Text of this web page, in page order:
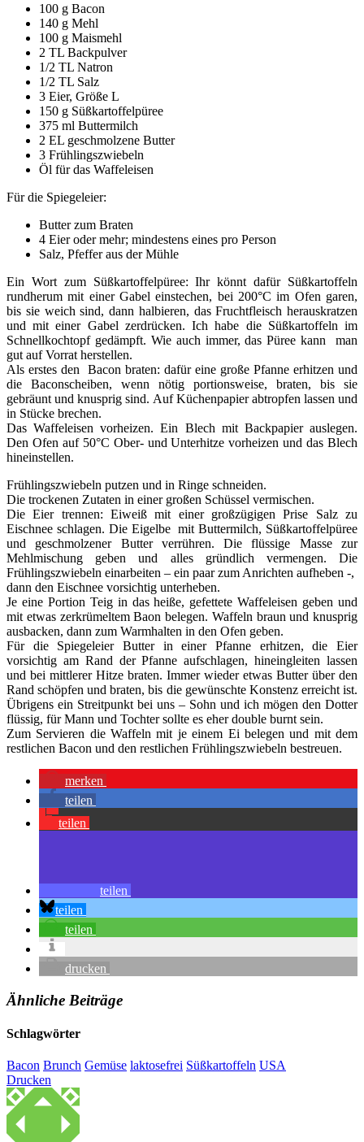
100 g Bacon
140 g Mehl
100 g Maismehl
2 TL Backpulver
1/2 TL Natron
1/2 TL Salz
3 Eier, Größe L
150 g Süßkartoffelpüree
375 ml Buttermilch
2 EL geschmolzene Butter
3 Frühlingszwiebeln
Öl für das Waffeleisen
Für die Spiegeleier:
Butter zum Braten
4 Eier oder mehr; mindestens eines pro Person
Salz, Pfeffer aus der Mühle
Ein Wort zum Süßkartoffelpüree: Ihr könnt dafür Süßkartoffeln
rundherum mit einer Gabel einstechen, bei 200°C im Ofen garen,
bis sie weich sind, dann halbieren, das Fruchtfleisch herauskratzen
und mit einer Gabel zerdrücken. Ich habe die Süßkartoffeln im
Schnellkochtopf gedämpft. Wie auch immer, das Püree kann man
gut auf Vorrat herstellen.
Als erstes den Bacon braten: dafür eine große Pfanne erhitzen und
die Baconscheiben, wenn nötig portionsweise, braten, bis sie
gebräunt und knusprig sind. Auf Küchenpapier abtropfen lassen und
in Stücke brechen.
Das Waffeleisen vorheizen. Ein Blech mit Backpapier auslegen.
Den Ofen auf 50°C Ober- und Unterhitze vorheizen und das Blech
hineinstellen.
Frühlingszwiebeln putzen und in Ringe schneiden.
Die trockenen Zutaten in einer großen Schüssel vermischen.
Die Eier trennen: Eiweiß mit einer großzügigen Prise Salz zu
Eischnee schlagen. Die Eigelbe mit Buttermilch, Süßkartoffelpüree
und geschmolzener Butter verrühren. Die flüssige Masse zur
Mehlmischung geben und alles gründlich vermengen. Die
Frühlingszwiebeln einarbeiten – ein paar zum Anrichten aufheben -,
dann den Eischnee vorsichtig unterheben.
Je eine Portion Teig in das heiße, gefettete Waffeleisen geben und
mit etwas zerkrümeltem Baon belegen. Waffeln braun und knusprig
ausbacken, dann zum Warmhalten in den Ofen geben.
Für die Spiegeleier Butter in einer Pfanne erhitzen, die Eier
vorsichtig am Rand der Pfanne aufschlagen, hineingleiten lassen
und bei mittlerer Hitze braten. Immer wieder etwas Butter über den
Rand schöpfen und braten, bis die gewünschte Konstenz erreicht ist.
Übrigens ein Streitpunkt bei uns – Sohn und ich mögen den Dotter
flüssig, für Mann und Tochter sollte es eher double burnt sein.
Zum Servieren die Waffeln mit je einem Ei belegen und mit dem
restlichen Bacon und den restlichen Frühlingszwiebeln bestreuen.
merken
teilen
teilen
teilen
teilen
teilen
drucken
Ähnliche Beiträge
Schlagwörter
Bacon Brunch Gemüse laktosefrei Süßkartoffeln USA
Drucken